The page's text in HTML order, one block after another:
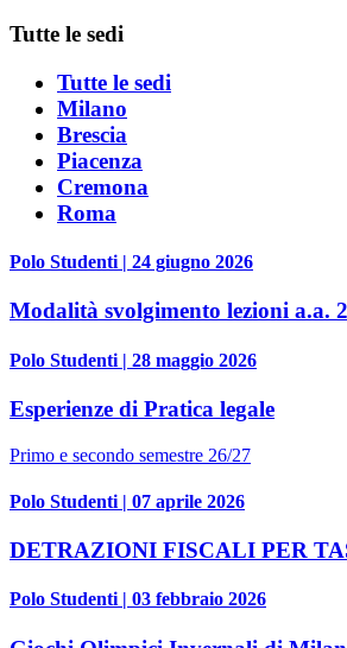
Tutte le sedi
Tutte le sedi
Milano
Brescia
Piacenza
Cremona
Roma
Polo Studenti | 24 giugno 2026
Modalità svolgimento lezioni a.a.
Polo Studenti | 28 maggio 2026
Esperienze di Pratica legale
Primo e secondo semestre 26/27
Polo Studenti | 07 aprile 2026
DETRAZIONI FISCALI PER
Polo Studenti | 03 febbraio 2026